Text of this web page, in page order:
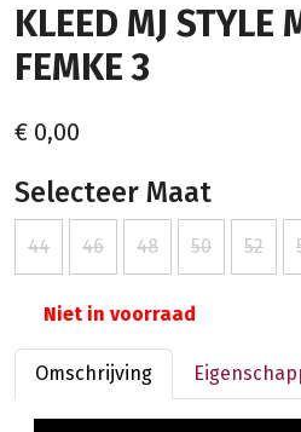
KLEED MJ STYLE
FEMKE 3
€ 0,00
Selecteer Maat
44 46 48 50 52
Niet in voorraad
Omschrijving